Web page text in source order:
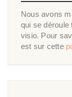
Nous avons
qui se déroule
visio. Pour
est sur cette